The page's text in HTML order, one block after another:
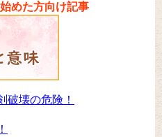
めた方向け記事
破壊の危険！